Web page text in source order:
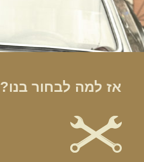
אז למה לבחור בנו?